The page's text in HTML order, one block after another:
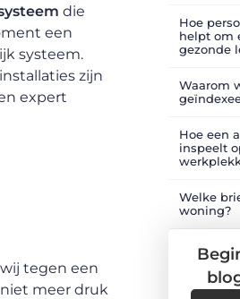
die
een
systeem.
zijn
expert
tegen een
meer druk
Hoe
helpt om
gezonde
Waarom
Hoe een
inspeelt
Welke
woning?